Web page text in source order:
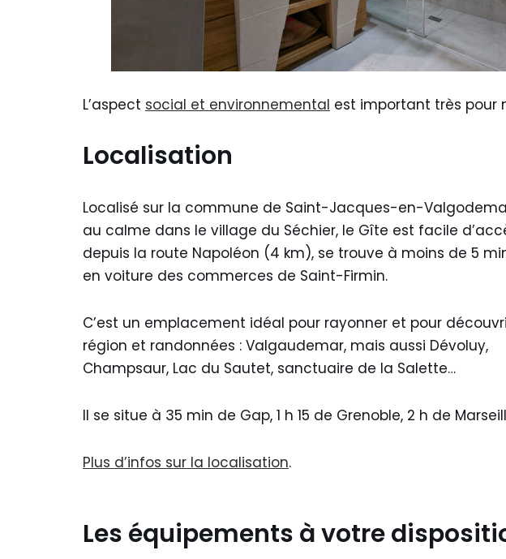
L’aspect social et environnemental est important très pour
Localisation
Localisé sur la commune de Saint-Jacques-en-
au calme dans le village du Séchier, le Gîte est facile
depuis la route Napoléon (4 km), se trouve à moins de 5
en voiture des commerces de Saint-Firmin.
C’est un emplacement idéal pour rayonner et pour
région et randonnées : Valgaudemar, mais aussi Dévoluy,
Champsaur, Lac du Sautet, sanctuaire de la Salette…
Il se situe à 35 min de Gap, 1 h 15 de Grenoble, 2 h de
Plus d’infos sur la localisation.
Les équipements à votre